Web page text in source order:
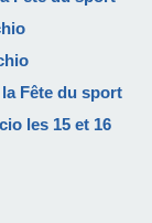
Fête du sport
les 15 et 16